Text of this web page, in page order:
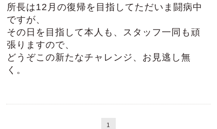
所長は12月の復帰を目指してただいま闘病中
ですが、
その日を目指して本人も、スタッフ一同も頑
張りますので、
どうぞこの新たなチャレンジ、お見逃し無
く。
1